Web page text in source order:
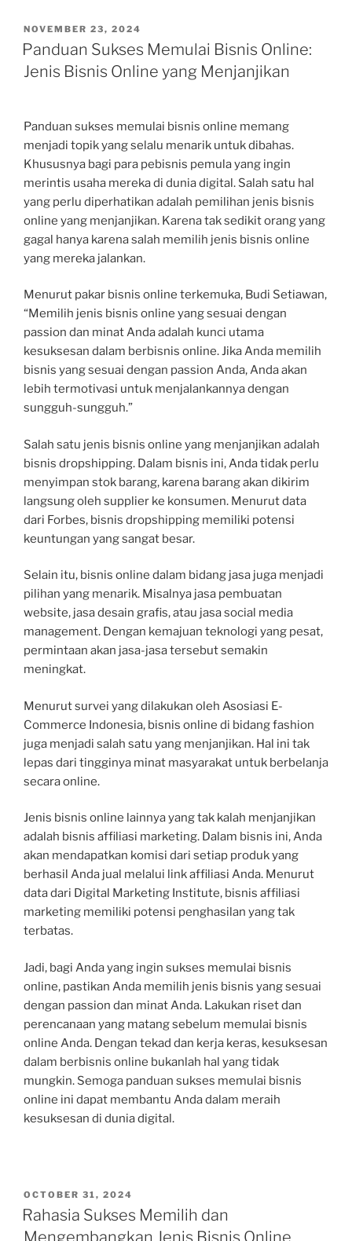
POSTED
ON
NOVEMBER 23, 2024
Panduan Sukses Memulai Bisnis Online:
Jenis Bisnis Online yang Menjanjikan
Panduan sukses memulai bisnis online memang
menjadi topik yang selalu menarik untuk dibahas.
Khususnya bagi para pebisnis pemula yang ingin
merintis usaha mereka di dunia digital. Salah satu hal
yang perlu diperhatikan adalah pemilihan jenis bisnis
online yang menjanjikan. Karena tak sedikit orang yang
gagal hanya karena salah memilih jenis bisnis online
yang mereka jalankan.
Menurut pakar bisnis online terkemuka, Budi Setiawan,
“Memilih jenis bisnis online yang sesuai dengan
passion dan minat Anda adalah kunci utama
kesuksesan dalam berbisnis online. Jika Anda memilih
bisnis yang sesuai dengan passion Anda, Anda akan
lebih termotivasi untuk menjalankannya dengan
sungguh-sungguh.”
Salah satu jenis bisnis online yang menjanjikan adalah
bisnis dropshipping. Dalam bisnis ini, Anda tidak perlu
menyimpan stok barang, karena barang akan dikirim
langsung oleh supplier ke konsumen. Menurut data
dari Forbes, bisnis dropshipping memiliki potensi
keuntungan yang sangat besar.
Selain itu, bisnis online dalam bidang jasa juga menjadi
pilihan yang menarik. Misalnya jasa pembuatan
website, jasa desain grafis, atau jasa social media
management. Dengan kemajuan teknologi yang pesat,
permintaan akan jasa-jasa tersebut semakin
meningkat.
Menurut survei yang dilakukan oleh Asosiasi E-
Commerce Indonesia, bisnis online di bidang fashion
juga menjadi salah satu yang menjanjikan. Hal ini tak
lepas dari tingginya minat masyarakat untuk berbelanja
secara online.
Jenis bisnis online lainnya yang tak kalah menjanjikan
adalah bisnis affiliasi marketing. Dalam bisnis ini, Anda
akan mendapatkan komisi dari setiap produk yang
berhasil Anda jual melalui link affiliasi Anda. Menurut
data dari Digital Marketing Institute, bisnis affiliasi
marketing memiliki potensi penghasilan yang tak
terbatas.
Jadi, bagi Anda yang ingin sukses memulai bisnis
online, pastikan Anda memilih jenis bisnis yang sesuai
dengan passion dan minat Anda. Lakukan riset dan
perencanaan yang matang sebelum memulai bisnis
online Anda. Dengan tekad dan kerja keras, kesuksesan
dalam berbisnis online bukanlah hal yang tidak
mungkin. Semoga panduan sukses memulai bisnis
online ini dapat membantu Anda dalam meraih
kesuksesan di dunia digital.
POSTED
ON
OCTOBER 31, 2024
Rahasia Sukses Memilih dan
Mengembangkan Jenis Bisnis Online